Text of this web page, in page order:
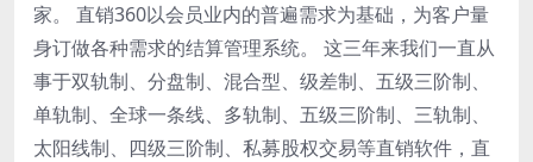
家。 直销360以会员业内的普遍需求为基础，为客户量
身订做各种需求的结算管理系统。 这三年来我们一直从
事于双轨制、分盘制、混合型、级差制、五级三阶制、
单轨制、全球一条线、多轨制、五级三阶制、三轨制、
太阳线制、四级三阶制、私募股权交易等直销软件，直